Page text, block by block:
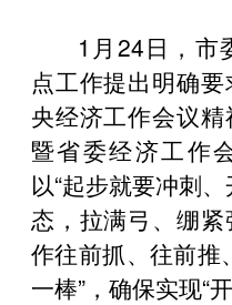
1月24日，市
点工作提出明确
央经济工作会议
暨省委经济工作
以“起步就要冲刺
态，拉满弓、绷
作往前抓、往前推
一棒”，确保实现“开